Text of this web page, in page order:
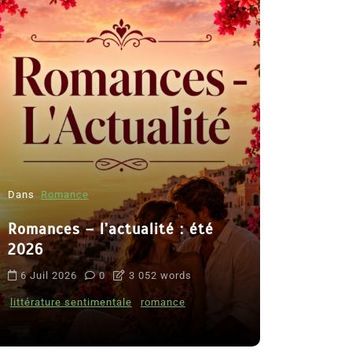
Dans Romance
Romances – l’actualité : été
2026
6 Juil 2026 0 3 052 words
littérature sentimentale romance